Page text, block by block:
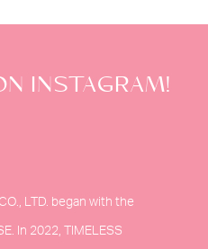
INSTAGRAM!
LTD. began with the
In 2022, TIMELESS